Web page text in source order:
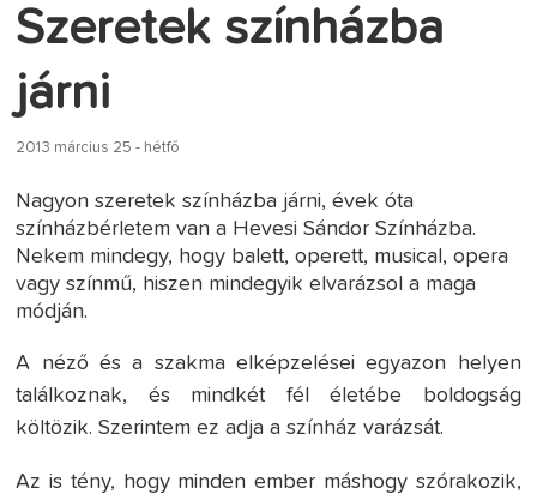
Szeretek színházba
járni
2013 március 25 - hétfő
Nagyon szeretek színházba járni, évek óta
színházbérletem van a Hevesi Sándor Színházba.
Nekem mindegy, hogy balett, operett, musical, opera
vagy színmű, hiszen mindegyik elvarázsol a maga
módján.
A néző és a szakma elképzelései egyazon helyen
találkoznak, és mindkét fél életébe boldogság
költözik. Szerintem ez adja a színház varázsát.
Az is tény, hogy minden ember máshogy szórakozik,